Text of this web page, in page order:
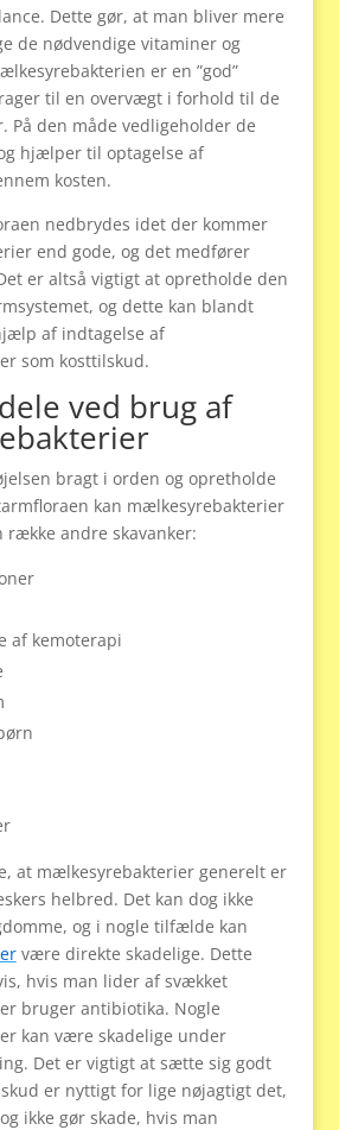
Dette gør, at man bliver mere
de nødvendige vitaminer og
er en ”god”
til en overvægt i forhold til de
På den måde vedligeholder de
hjælper til optagelse af
kosten.
nedbrydes idet der kommer
end gode, og det medfører
er altså vigtigt at opretholde den
og dette kan blandt
af indtagelse af
som kosttilskud.
ved brug af
bragt i orden og opretholde
kan mælkesyrebakterier
række andre skavanker:
af kemoterapi
at mælkesyrebakterier generelt er
helbred. Det kan dog ikke
og i nogle tilfælde kan
være direkte skadelige. Dette
hvis man lider af svækket
bruger antibiotika. Nogle
kan være skadelige under
Det er vigtigt at sætte sig godt
er nyttigt for lige nøjagtigt det,
ikke gør skade, hvis man